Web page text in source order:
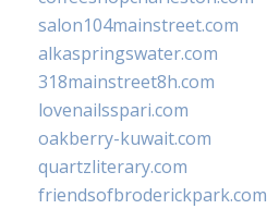
salon104mainstreet.com
alkaspringswater.com
318mainstreet8h.com
lovenailsspari.com
oakberry-kuwait.com
quartzliterary.com
friendsofbroderickpark.com